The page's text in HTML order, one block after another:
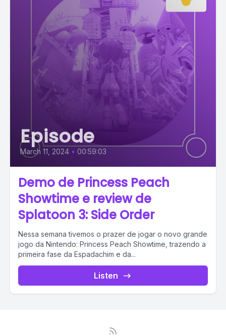
Episode
March 11, 2024 • 00:59:03
Demo de Princess Peach
Showtime e review de
Splatoon 3: Side Order
Nessa semana tivemos o prazer de jogar o novo grande
jogo da Nintendo: Princess Peach Showtime, trazendo a
primeira fase da Espadachim e da...
Listen